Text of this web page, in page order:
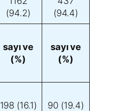
(94.2)
(94.4)
sayı ve
(%)
sayı ve
(%)
198 (16.1) 90 (19.4)